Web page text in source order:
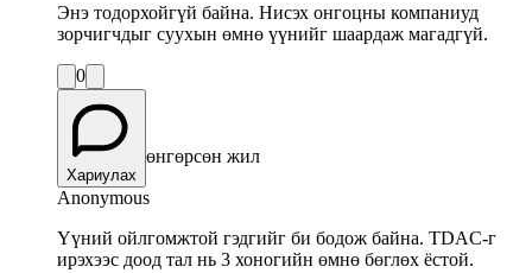
Энэ тодорхойгүй байна. Нисэх онгоцны компаниуд
зорчигчдыг суухын өмнө үүнийг шаардаж магадгүй.
0
Хариулах
өнгөрсөн жил
Anonymous
Үүний ойлгомжтой гэдгийг би бодож байна. TDAC-г
ирэхээс доод тал нь 3 хоногийн өмнө бөглөх ёстой.